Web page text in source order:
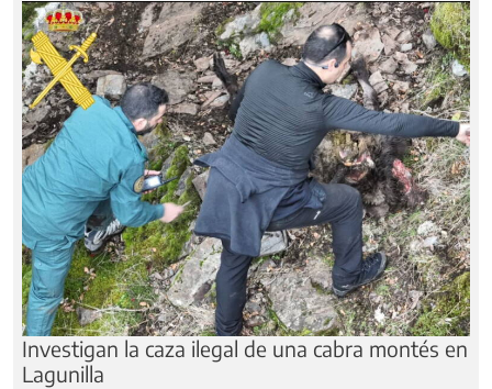
Investigan la caza ilegal de una cabra montés en
Lagunilla